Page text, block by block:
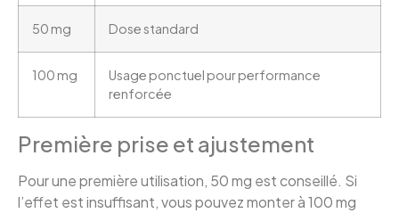
50 mg Dose standard
100 mg
Usage ponctuel pour performance
renforcée
Première prise et ajustement
Pour une première utilisation, 50 mg est conseillé. Si
l’effet est insuffisant, vous pouvez monter à 100 mg